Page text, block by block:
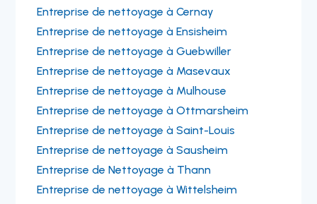
Entreprise de nettoyage à Cernay
Entreprise de nettoyage à Ensisheim
Entreprise de nettoyage à Guebwiller
Entreprise de nettoyage à Masevaux
Entreprise de nettoyage à Mulhouse
Entreprise de nettoyage à Ottmarsheim
Entreprise de nettoyage à Saint-Louis
Entreprise de nettoyage à Sausheim
Entreprise de Nettoyage à Thann
Entreprise de nettoyage à Wittelsheim